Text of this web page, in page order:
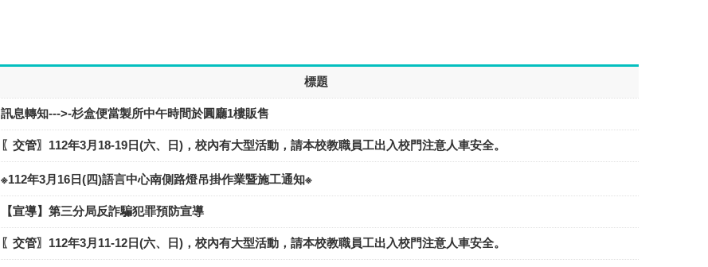
標題
訊息轉知--->-杉盒便當製所中午時間於圓廳1樓販售
〖交管〗112年3月18-19日(六、日)，校內有大型活動，請本校教職員工出入校門注意人車安全。
※112年3月16日(四)語言中心南側路燈吊掛作業暨施工通知※
【宣導】​第三分局反詐騙犯罪預防宣導
〖交管〗112年3月11-12日(六、日)，校內有大型活動，請本校教職員工出入校門注意人車安全。